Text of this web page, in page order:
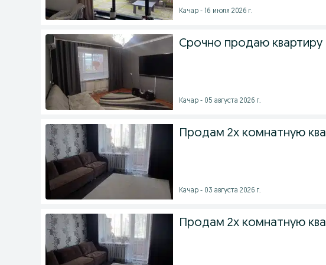
Качар - 16 июля 2026 г.
Срочно продаю квартиру
Качар - 05 августа 2026 г.
Продам 2х комнатную
Качар - 03 августа 2026 г.
Продам 2х комнатную